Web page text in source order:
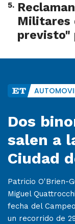
5.
Militares
previsto"
Dos
salen a
Ciudad
Patricio O'Brien-
Miguel
fecha del
un recorrido de